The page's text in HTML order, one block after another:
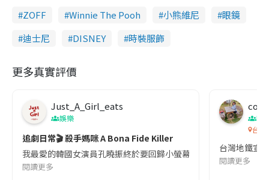
ZOFF Winnie The Pooh 小熊維尼
眼鏡
迪士尼
DISNEY 時裝服飾
更多真實評價
Just_A_Girl_eats
娛樂
追劇日常🎬 殺手媽咪 A Bona Fide Killer
我最愛的韓國女演員孔曉振終於要回歸小螢幕啦!這次的劇本改編
閱讀更多
co
吹
台灣
台灣地鐵宣
閱讀更多